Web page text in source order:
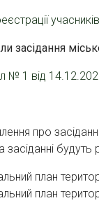
засідання
№ 1 від
про
засіданні
план
план